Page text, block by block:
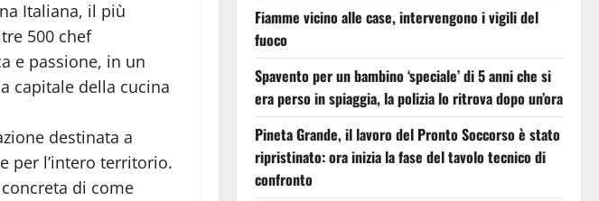
Italiana, il più
500 chef
e passione, in un
capitale della cucina
destinata a
per l’intero territorio.
di come
Fiamme vicino alle case, intervengono i vigili del
fuoco
Spavento per un bambino ‘speciale’ di 5 anni che si
era perso in spiaggia, la polizia lo ritrova dopo un’ora
Pineta Grande, il lavoro del Pronto Soccorso è stato
ripristinato: ora inizia la fase del tavolo tecnico di
confronto